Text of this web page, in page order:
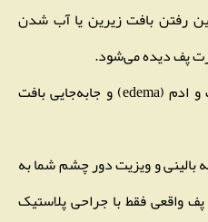
رفتن بافت زیرین یا آب شدن
پف دیده می‌شود.
2-پف واقعی که در اثر تجمع آب و ادم (edema) و جابه‌جایی بافت
بالینی و ویزیت دور چشم شما به
واقعی فقط با جراحی پلاستیک